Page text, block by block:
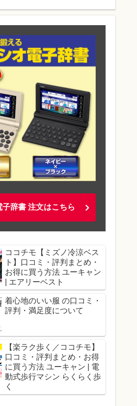
子辞書 注文はこちら
ココチモ【ミズノ冷涼ベス
ト】口コミ・評判まとめ・
お得に買う方法 ユーキャン
| エアリーベスト
着心地のいい服 の口コミ・
評判・満足度について
【楽ラク歩く／ココチモ】
口コミ・評判まとめ・お得
に買う方法 ユーキャン | 電
動式歩行マシン らくらく歩
く